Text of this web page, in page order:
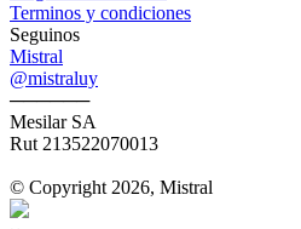
Terminos y condiciones
Seguinos
Mistral
@mistraluy
──────
Mesilar SA
Rut 213522070013
© Copyright 2026, Mistral